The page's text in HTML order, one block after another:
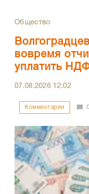
Общество
вовремя
уплатить
07.08.2026 12:02
Комментарии 0